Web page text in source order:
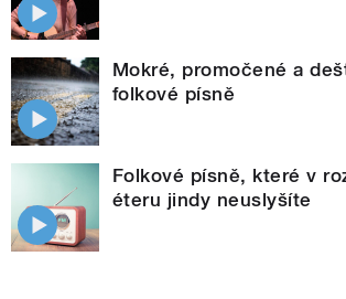
Mokré, promočené a
folkové písně
Folkové písně, které v
éteru jindy neuslyšíte